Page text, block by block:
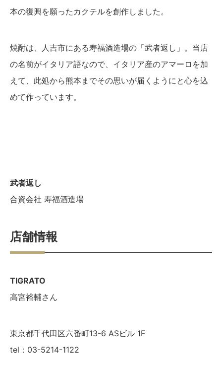
本の復興を願ったカクテルを創作しました。
焼酎は、人吉市にある寿福酒造場の「武者返し」。当店
の名前がイタリア語なので、イタリア産のアマーロを加
えて、此処から熊本までその思いが届くようにと心を込
めて作っています。
武者返し
合資会社 寿福酒造場
店舗情報
TIGRATO
高宮裕輔さん
東京都千代田区六番町13-6 ASビル 1F
tel：03-5214-1122